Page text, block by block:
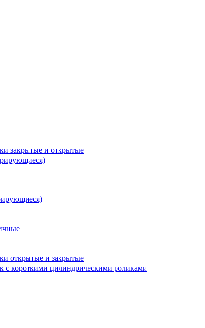
закрытые и открытые
открытые и закрытые
короткими цилиндрическими роликами